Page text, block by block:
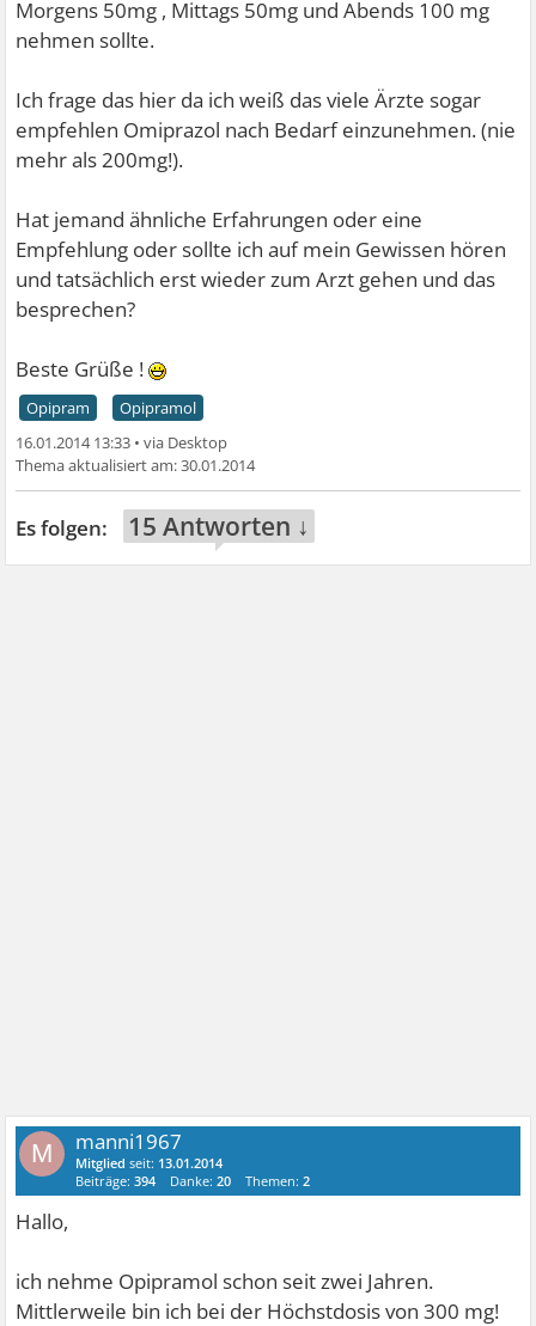
Morgens 50mg , Mittags 50mg und Abends 100 mg
nehmen sollte.
Ich frage das hier da ich weiß das viele Ärzte sogar
empfehlen Omiprazol nach Bedarf einzunehmen. (nie
mehr als 200mg!).
Hat jemand ähnliche Erfahrungen oder eine
Empfehlung oder sollte ich auf mein Gewissen hören
und tatsächlich erst wieder zum Arzt gehen und das
besprechen?
Beste Grüße !
Opipram
Opipramol
16.01.2014 13:33 •
30.01.2014
15 Antworten ↓
M manni1967
Mitglied seit: 13.01.2014
Beiträge:394 Danke:20 Themen:2
Hallo,
ich nehme Opipramol schon seit zwei Jahren.
Mittlerweile bin ich bei der Höchstdosis von 300 mg!